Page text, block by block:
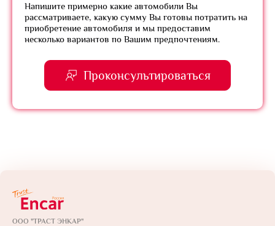
Напишите примерно какие автомобили Вы
рассматриваете, какую сумму Вы готовы потратить на
приобретение автомобиля и мы предоставим
несколько вариантов по Вашим предпочтениям.
Проконсультироваться
ООО "ТРАСТ ЭНКАР"